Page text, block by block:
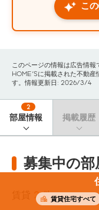
賃貸住宅すべて
こ
このページの情報は広告情
HOME'Sに掲載された不動産
す。情報更新日: 2026/3/4
部屋情報
2
掲載履歴
募集中の
2 件